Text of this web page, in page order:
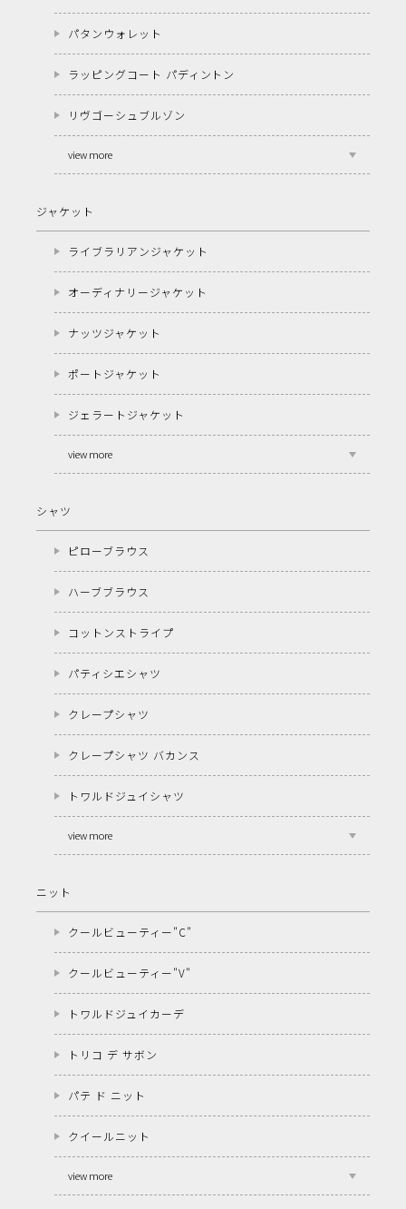
パタンウォレット
ラッピングコート パディントン
リヴゴーシュブルゾン
view more
ジャケット
ライブラリアンジャケット
オーディナリージャケット
ナッツジャケット
ポートジャケット
ジェラートジャケット
view more
シャツ
ピローブラウス
ハーブブラウス
コットンストライプ
パティシエシャツ
クレープシャツ
クレープシャツ バカンス
トワルドジュイシャツ
view more
ニット
クールビューティー"C"
クールビューティー"V"
トワルドジュイカーデ
トリコ デ サボン
パテ ド ニット
クイールニット
view more